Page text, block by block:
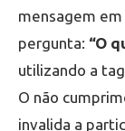
mensagem
pergunta: “O
utilizando a
O não
invalida a